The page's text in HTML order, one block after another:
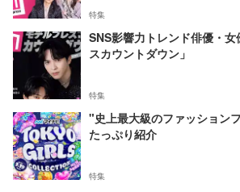
特集
SNS影響力トレンド俳優・
スカウントダウン」
特集
"史上最大級のファッション
たっぷり紹介
特集